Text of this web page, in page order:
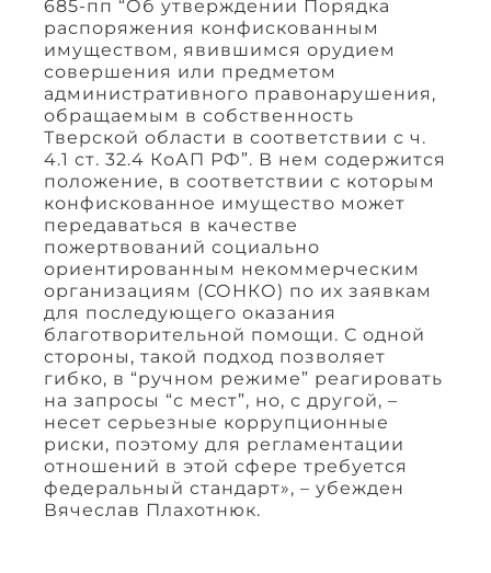
685-пп “Об утверждении Порядка
распоряжения конфискованным
имуществом, явившимся орудием
совершения или предметом
административного правонарушения,
обращаемым в собственность
Тверской области в соответствии с ч.
4.1 ст. 32.4 КоАП РФ”. В нем содержится
положение, в соответствии с которым
конфискованное имущество может
передаваться в качестве
пожертвований социально
ориентированным некоммерческим
организациям (СОНКО) по их заявкам
для последующего оказания
благотворительной помощи. С одной
стороны, такой подход позволяет
гибко, в “ручном режиме” реагировать
на запросы “с мест”, но, с другой, –
несет серьезные коррупционные
риски, поэтому для регламентации
отношений в этой сфере требуется
федеральный стандарт», – убежден
Вячеслав Плахотнюк.